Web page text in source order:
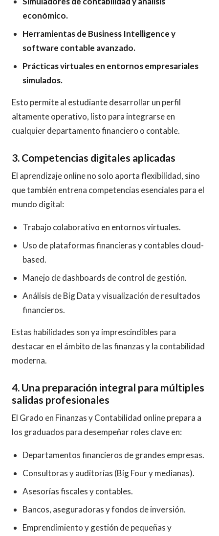
económico.
Herramientas de Business Intelligence y
software contable avanzado.
Prácticas virtuales en entornos empresariales
simulados.
Esto permite al estudiante desarrollar un perfil
altamente operativo, listo para integrarse en
cualquier departamento financiero o contable.
3. Competencias digitales aplicadas
El aprendizaje online no solo aporta flexibilidad, sino
que también entrena competencias esenciales para el
mundo digital:
Trabajo colaborativo en entornos virtuales.
Uso de plataformas financieras y contables cloud-
based.
Manejo de dashboards de control de gestión.
Análisis de Big Data y visualización de resultados
financieros.
Estas habilidades son ya imprescindibles para
destacar en el ámbito de las finanzas y la contabilidad
moderna.
4. Una preparación integral para múltiples
salidas profesionales
El Grado en Finanzas y Contabilidad online prepara a
los graduados para desempeñar roles clave en:
Departamentos financieros de grandes empresas.
Consultoras y auditorías (Big Four y medianas).
Asesorías fiscales y contables.
Bancos, aseguradoras y fondos de inversión.
Emprendimiento y gestión de pequeñas y